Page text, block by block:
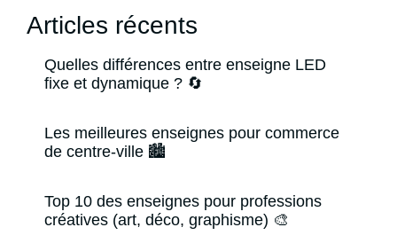
Articles récents
Quelles différences entre enseigne LED
fixe et dynamique ? 🔄
Les meilleures enseignes pour commerce
de centre-ville 🏙️
Top 10 des enseignes pour professions
créatives (art, déco, graphisme) 🎨